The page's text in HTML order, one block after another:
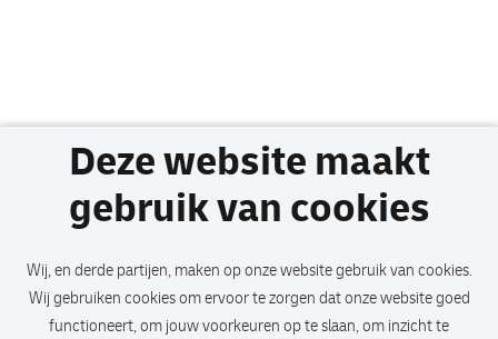
Deze website maakt
gebruik van cookies
Wij, en derde partijen, maken op onze website gebruik van cookies.
Wij gebruiken cookies om ervoor te zorgen dat onze website goed
functioneert, om jouw voorkeuren op te slaan, om inzicht te